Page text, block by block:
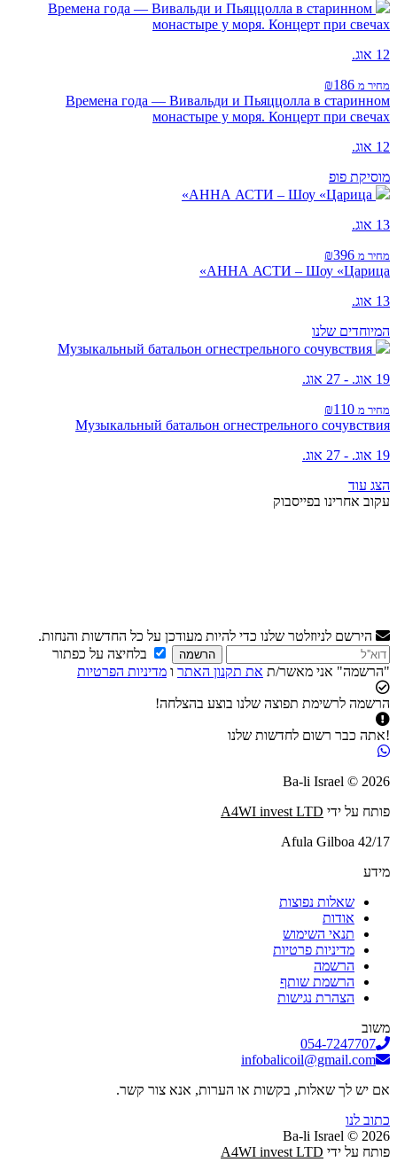
Времена года — Вивальди и Пьяццолла в старинном
монастыре у моря. Концерт при свечах
12 אוג.
מחיר מ
Времена года — Вивальди и Пьяццолла в старинном
монастыре у моря. Концерт при свечах
12 אוג.
מוסיקת פופ
АННА АСТИ – Шоу «Царица»
13 אוג.
מחיר מ
АННА АСТИ – Шоу «Царица»
13 אוג.
המיוחדים שלנו
Музыкальный батальон огнестрельного сочувствия
19 אוג. - 27 אוג.
מחיר מ
Музыкальный батальон огнестрельного сочувствия
19 אוג. - 27 אוג.
הצג עוד
עקוב אחרינו בפייסבוק
הירשם לניוזלטר שלנו כדי להיות מעודכן על כל החדשות והנחות.
הרשמה
בלחיצה על כפתור
"הרשמה" אני מאשר/ת את תקנון האתר ו מדיניות הפרטיות
הרשמה לרשימת תפוצה שלנו בוצע בהצלחה!
!אתה כבר רשום לחדשות שלנו
2026 © Ba-li Israel
פותח על ידי A4WI invest LTD
Afula Gilboa 42/17
מידע
שאלות נפוצות
אודות
תנאי השימוש
מדיניות פרטיות
הרשמה
הרשמת שותף
הצהרת נגישות
משוב
054-7247707
infobalicoil@gmail.com
אם יש לך שאלות, בקשות או הערות, אנא צור קשר.
כתוב לנו
2026 © Ba-li Israel
פותח על ידי A4WI invest LTD